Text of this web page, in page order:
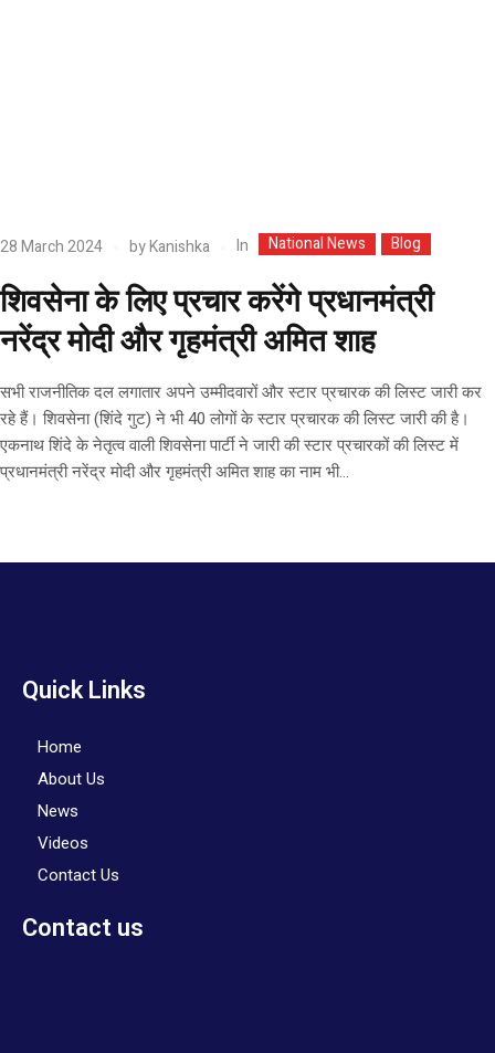
28 March 2024 byKanishka In National News Blog
शिवसेना के लिए प्रचार करेंगे प्रधानमंत्री
नरेंद्र मोदी और गृहमंत्री अमित शाह
सभी राजनीतिक दल लगातार अपने उम्मीदवारों और स्टार प्रचारक की लिस्ट जारी कर
रहे हैं। शिवसेना (शिंदे गुट) ने भी 40 लोगों के स्टार प्रचारक की लिस्ट जारी की है।
एकनाथ शिंदे के नेतृत्व वाली शिवसेना पार्टी ने जारी की स्टार प्रचारकों की लिस्ट में
प्रधानमंत्री नरेंद्र मोदी और गृहमंत्री अमित शाह का नाम भी...
Quick Links
Home
About Us
News
Videos
Contact Us
Contact us